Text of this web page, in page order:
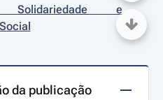
Solidariedade e
da publicação